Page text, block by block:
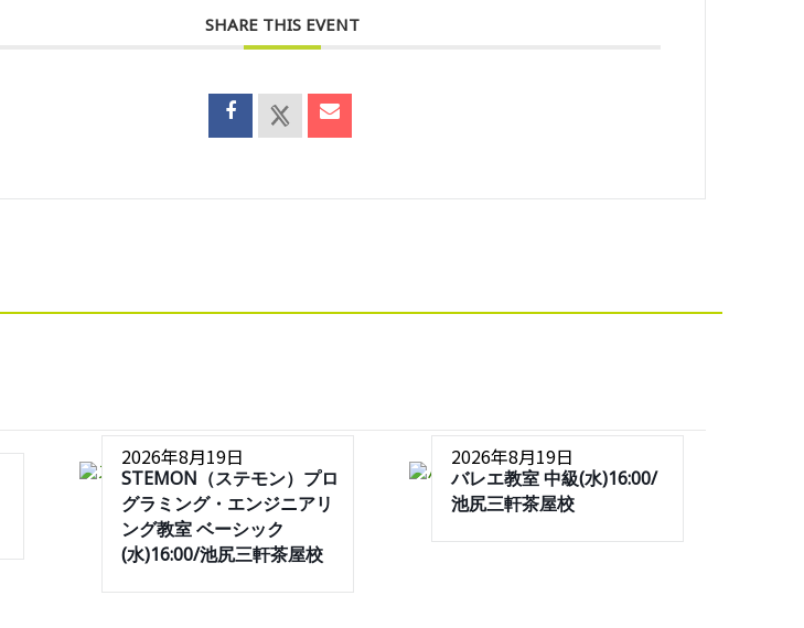
SHARE THIS EVENT
2026年8月19日
STEMON（ステモン）プロ
グラミング・エンジニアリ
ング教室 ベーシック
(水)16:00/池尻三軒茶屋校
2026年8月19日
バレエ教室 中級(水)16:00/
池尻三軒茶屋校